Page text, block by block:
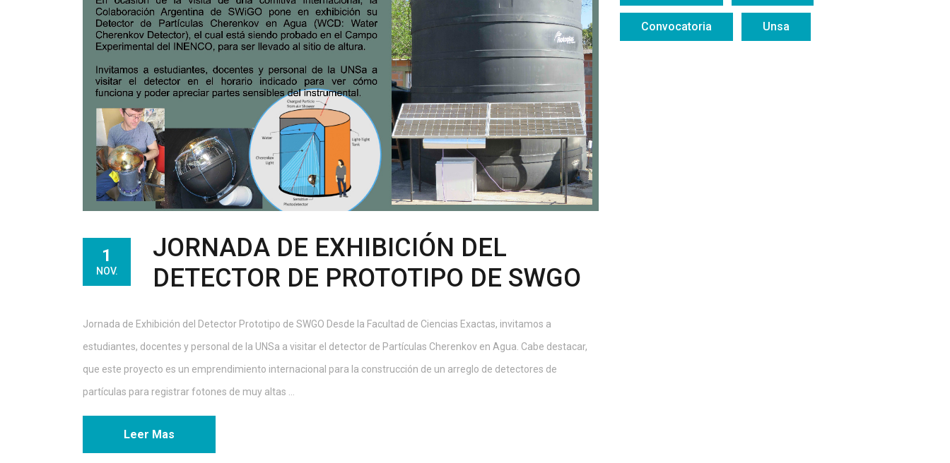
1
NOV.
JORNADA DE EXHIBICIÓN DEL
DETECTOR DE PROTOTIPO DE SWGO
Jornada de Exhibición del Detector Prototipo de SWGO Desde la Facultad de Ciencias Exactas, invitamos a
estudiantes, docentes y personal de la UNSa a visitar el detector de Partículas Cherenkov en Agua. Cabe destacar,
que este proyecto es un emprendimiento internacional para la construcción de un arreglo de detectores de
partículas para registrar fotones de muy altas ...
Leer Mas
Convocatoria Unsa